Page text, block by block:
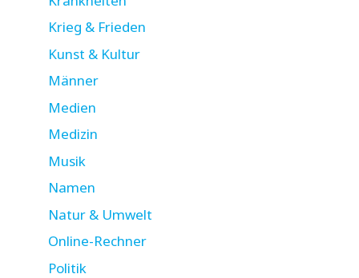
Krieg & Frieden
Kunst & Kultur
Männer
Medien
Medizin
Musik
Namen
Natur & Umwelt
Online-Rechner
Politik